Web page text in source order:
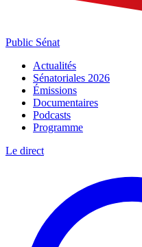
Public Sénat
Actualités
Sénatoriales 2026
Émissions
Documentaires
Podcasts
Programme
Le direct